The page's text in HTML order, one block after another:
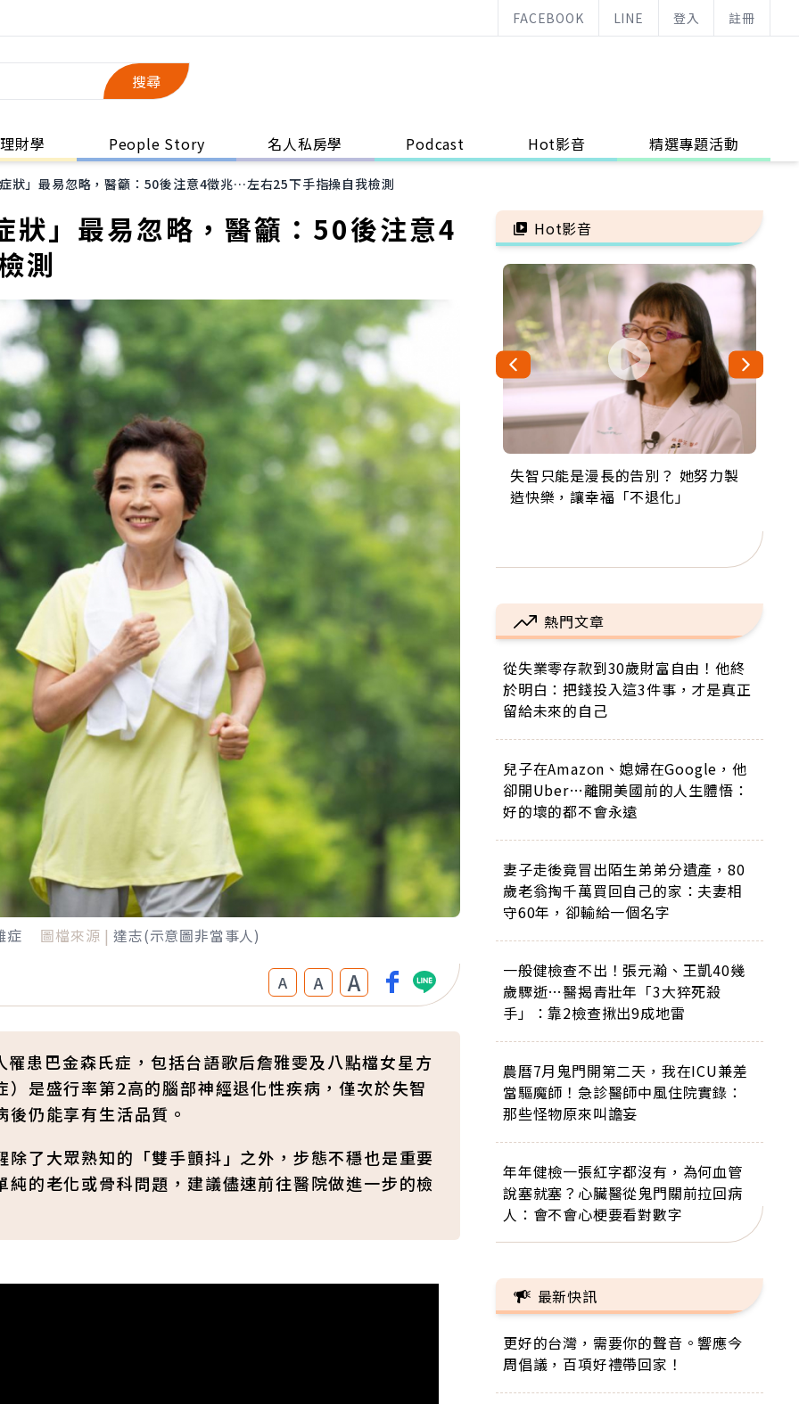
FACEBOOK LINE 登入 註冊
搜尋
理財學 People Story 名人私房學 Podcast Hot影音 精選專題活動
狀」最易忽略，醫籲：50後注意4徵兆…左右25下手指操自我檢測
狀」最易忽略，醫籲：50後注意4
測
症 圖檔來源 | 達志(示意圖非當事人)
A A A
患巴金森氏症，包括台語歌后詹雅雯及八點檔女星方
是盛行率第2高的腦部神經退化性疾病，僅次於失智
仍能享有生活品質。
了大眾熟知的「雙手顫抖」之外，步態不穩也是重要
的老化或骨科問題，建議儘速前往醫院做進一步的檢
Hot影音
失智只能是漫長的告別？ 她努力製
造快樂，讓幸福「不退化」
來自剛果的巧克力神父 為台灣奉獻
36年 「台灣是我的家，我連作夢都
63歲卸矽谷副總、搬回台灣找快
樂！「蛋黃哥小丑」走進安養院，
104歲打破金氏世界紀錄 成為全球
最年長羽球選手，分享長壽的秘密
事業巔峰他選擇追夢…黑手阿伯拉
小提琴還登上小巨蛋！連CNN都大
熱門文章
從失業零存款到30歲財富自由！他終
於明白：把錢投入這3件事，才是真正
留給未來的自己
兒子在Amazon、媳婦在Google，他
卻開Uber…離開美國前的人生體悟：
好的壞的都不會永遠
妻子走後竟冒出陌生弟弟分遺產，80
歲老翁掏千萬買回自己的家：夫妻相
守60年，卻輸給一個名字
一般健檢查不出！張元瀚、王凱40幾
歲驟逝…醫揭青壯年「3大猝死殺
手」：靠2檢查揪出9成地雷
農曆7月鬼門開第二天，我在ICU兼差
當驅魔師！急診醫師中風住院實錄：
那些怪物原來叫譫妄
年年健檢一張紅字都沒有，為何血管
說塞就塞？心臟醫從鬼門關前拉回病
人：會不會心梗要看對數字
最新快訊
更好的台灣，需要你的聲音。響應今
周倡議，百項好禮帶回家！